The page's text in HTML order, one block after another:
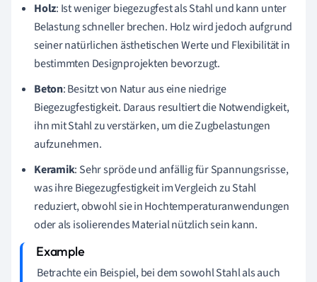
Holz: Ist weniger biegezugfest als Stahl und kann unter
Belastung schneller brechen. Holz wird jedoch aufgrund
seiner natürlichen ästhetischen Werte und Flexibilität in
bestimmten Designprojekten bevorzugt.
Beton: Besitzt von Natur aus eine niedrige
Biegezugfestigkeit. Daraus resultiert die Notwendigkeit,
ihn mit Stahl zu verstärken, um die Zugbelastungen
aufzunehmen.
Keramik: Sehr spröde und anfällig für Spannungsrisse,
was ihre Biegezugfestigkeit im Vergleich zu Stahl
reduziert, obwohl sie in Hochtemperaturanwendungen
oder als isolierendes Material nützlich sein kann.
Betrachte ein Beispiel, bei dem sowohl Stahl als auch